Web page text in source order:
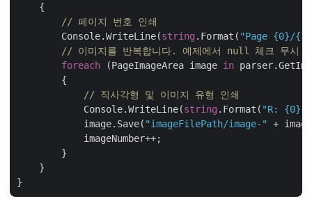
    {
// 페이지 번호 인쇄
        Console.WriteLine(
string .Format( "Page {0}/
// 이미지를 반복합니다. 예제에서 null 체크 무시
foreach (PageImageArea image in
        {
// 직사각형 및 이미지 유형 인쇄
            Console.WriteLine(
string .Format( "R: {0},
            image.Save(
"imageFilePath/image-"
+
            imageNumber++;
        }
    }